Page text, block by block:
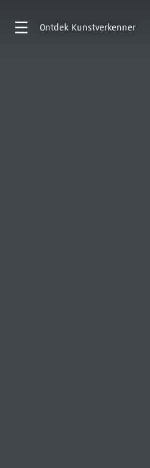
Ontdek Kunstverkenner